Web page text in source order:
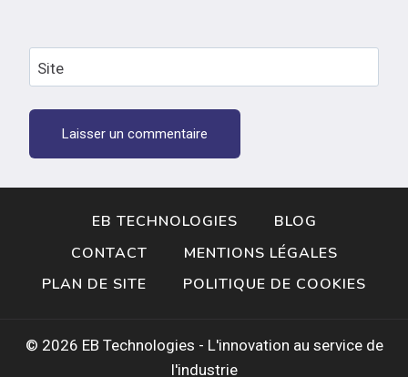
Site
EB TECHNOLOGIES
BLOG
CONTACT
MENTIONS LÉGALES
PLAN DE SITE
POLITIQUE DE COOKIES
© 2026 EB Technologies - L'innovation au service de
l'industrie